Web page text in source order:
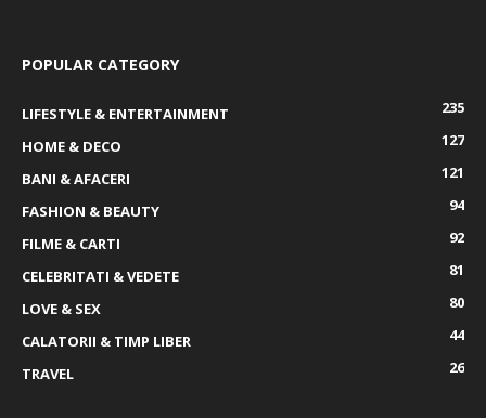
POPULAR CATEGORY
LIFESTYLE & ENTERTAINMENT
235
HOME & DECO
127
BANI & AFACERI
121
FASHION & BEAUTY
94
FILME & CARTI
92
CELEBRITATI & VEDETE
81
LOVE & SEX
80
CALATORII & TIMP LIBER
44
TRAVEL
26